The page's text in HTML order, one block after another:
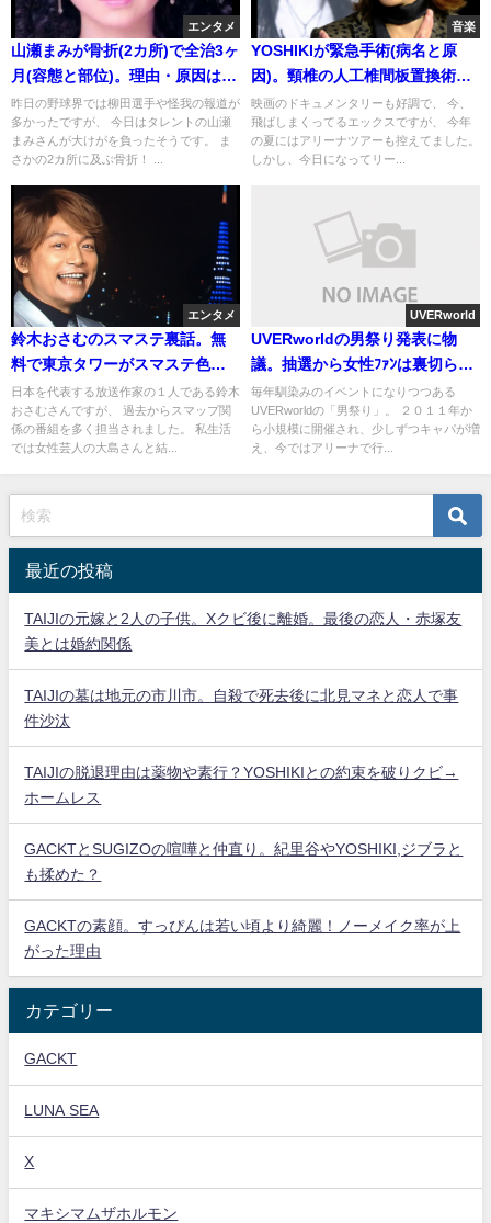
エンタメ
山瀬まみが骨折(2カ所)で全治3ヶ
月(容態と部位)。理由・原因は？
平塚市神田高校出身のスター
昨日の野球界では柳田選手や怪我の報道が
多かったですが、 今日はタレントの山瀬
まみさんが大けがを負ったそうです。 ま
さかの2カ所に及ぶ骨折！ ...
音楽
YOSHIKIが緊急手術(病名と原
因)。頸椎の人工椎間板置換術。
ライブ公演は延期か中止の払い
戻し？時期はいつを予想(画像・
コメント)
映画のドキュメンタリーも好調で、 今、
飛ばしまくってるエックスですが、 今年
の夏にはアリーナツアーも控えてました。
しかし、今日になってリー...
エンタメ
鈴木おさむのスマステ裏話。無
料で東京タワーがスマステ色の
青になった理由(画像・動画)
日本を代表する放送作家の１人である鈴木
おさむさんですが、 過去からスマップ関
係の番組を多く担当されました。 私生活
では女性芸人の大島さんと結...
UVERworld
UVERworldの男祭り発表に物
議。抽選から女性ﾌｧﾝは裏切られ
た？
毎年馴染みのイベントになりつつある
UVERworldの「男祭り」。 ２０１１年か
ら小規模に開催され、少しずつキャパが増
え、今ではアリーナで行...
最近の投稿
TAIJIの元嫁と2人の子供。Xクビ後に離婚。最後の恋人・赤塚友
美とは婚約関係
TAIJIの墓は地元の市川市。自殺で死去後に北見マネと恋人で事
件沙汰
TAIJIの脱退理由は薬物や素行？YOSHIKIとの約束を破りクビ→
ホームレス
GACKTとSUGIZOの喧嘩と仲直り。紀里谷やYOSHIKI,ジブラと
も揉めた？
GACKTの素顔。すっぴんは若い頃より綺麗！ノーメイク率が上
がった理由
カテゴリー
GACKT
LUNA SEA
X
マキシマムザホルモン